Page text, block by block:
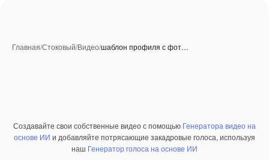
Главная/Стоковый/Видео/шаблон профиля с фот…
Премиум
Создавайте свои собственные видео с помощью Генератора видео на
основе ИИ и добавляйте потрясающие закадровые голоса, используя
наш Генератор голоса на основе ИИ